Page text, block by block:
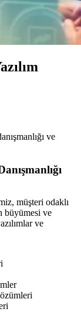
ve
müşteri odaklı
büyümesi ve
ve